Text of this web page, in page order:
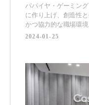
パパイヤ・ゲーミン
に作り上げ、創造性
かつ協力的な職場環境を重視
window.adsbygoogle || []).push({}); このプ
2024-01-25